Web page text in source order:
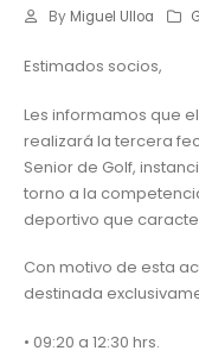
By Miguel Ulloa
Estimados socios,
Les informamos que
realizará la tercera
Senior de Golf,
torno a la
deportivo que
Con motivo de esta
destinada
• 09:20 a 12:30 hrs.